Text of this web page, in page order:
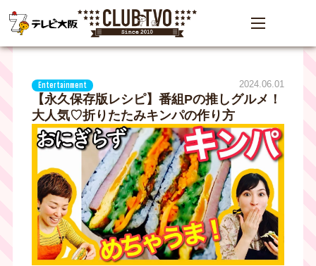
Entertainment 2024.06.01
【永久保存版レシピ】番組Pの推しグルメ！
大人気♡折りたたみキンパの作り方